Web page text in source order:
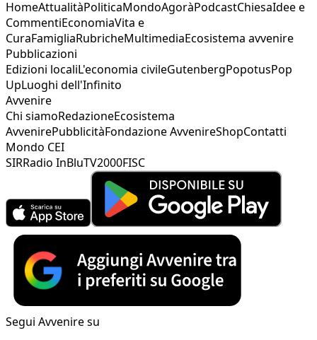
HomeAttualitàPoliticaMondoAgoràPodcastChiesaIdee e
CommentiEconomiaVita e
CuraFamigliaRubricheMultimediaEcosistema avvenire
Pubblicazioni
Edizioni localiL'economia civileGutenbergPopotusPop
UpLuoghi dell'Infinito
Avvenire
Chi siamoRedazioneEcosistema
AvvenirePubblicitàFondazione AvvenireShopContatti
Mondo CEI
SIRRadio InBluTV2000FISC
Segui Avvenire su